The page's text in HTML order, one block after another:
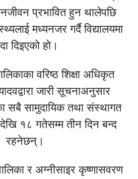
प्रभावित हुन थालेपछि
मध्यनजर गर्दै विद्यालयमा
दिइएको हो।
वरिष्ठ शिक्षा अधिकृत
जारी सूचनाअनुसार
सबै सामुदायिक तथा संस्थागत
१८ गतेसम्म तीन दिन बन्द
रहनेछन्।
र अग्नीसाइर कृष्णासवरण